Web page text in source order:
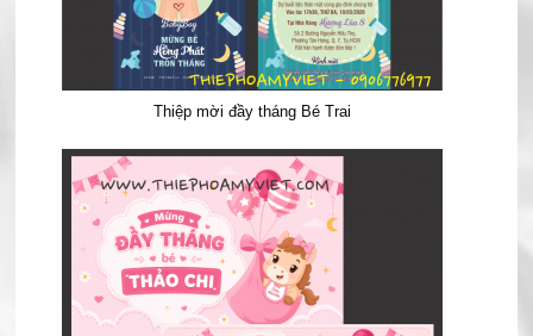
Thiệp mời đầy tháng Bé Trai